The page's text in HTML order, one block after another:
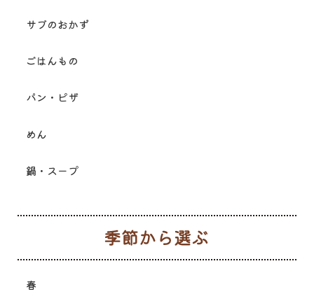
サブのおかず
ごはんもの
パン・ピザ
めん
鍋・スープ
春